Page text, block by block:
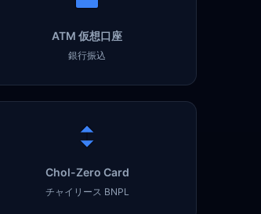
ATM 仮想口座
銀行振込
Chol-Zero Card
チャイリース BNPL